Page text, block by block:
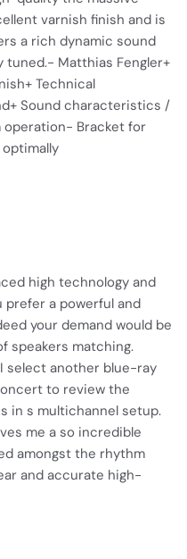
varnish finish and is
a rich dynamic sound
tuned.- Matthias Fengler+
Technical
Sound characteristics /
operation- Bracket for
high technology and
a powerful and
your demand would be
speakers matching.
select another blue-ray
to review the
in s multichannel setup.
me a so incredible
amongst the rhythm
and accurate high-